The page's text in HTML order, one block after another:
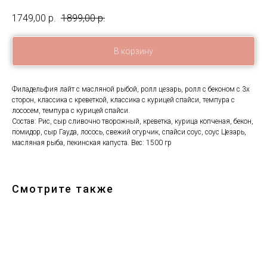
1749,00 р. 1899,00 р.
В корзину
Филадельфия лайт с масляной рыбой, ролл цезарь, ролл с беконом c 3х
сторон, классика с креветкой, классика с курицей спайси, темпура с
лососем, темпура с курицей спайси.
Состав: Рис, сыр сливочно творожный, креветка, курица копченая, бекон,
помидор, сыр Гауда, лосось, свежий огурчик, спайси соус, соус Цезарь,
масляная рыба, пекинская капуста. Вес: 1500 гр
Смотрите также